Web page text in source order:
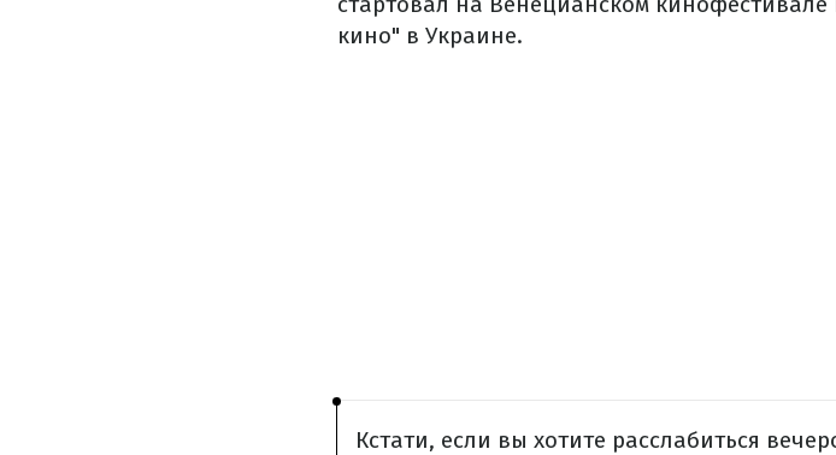
кино" в Украине.
Кстати, если вы хотите расслабиться